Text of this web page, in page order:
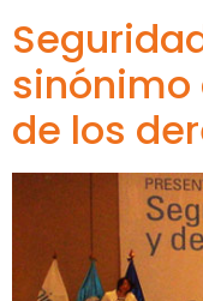
sinónimo
de los